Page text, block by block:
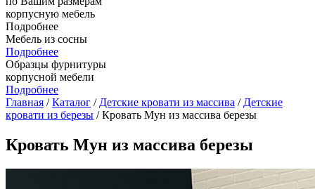
корпусную мебель
Подробнее
Мебель из сосны
Подробнее
Образцы фурнитуры
корпусной мебели
Подробнее
Главная /Каталог / Детские кровати из массива / Детские
кровати из березы / Кровать Мун из массива березы
Кровать Мун из массива березы